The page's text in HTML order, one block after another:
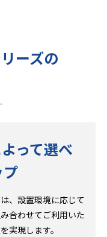
ーズの
って選べ
、設置環境に応じて
合わせてご利用いた
実現します。